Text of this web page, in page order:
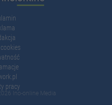
pracy
Ino-online Media